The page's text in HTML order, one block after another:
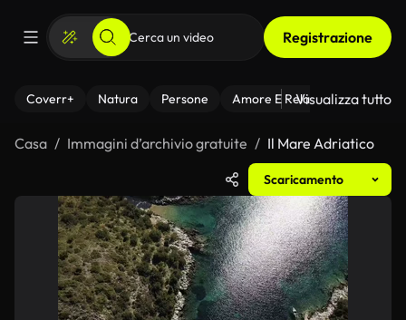
Registrazione
Coverr+ Natura Persone Amore E Relazioni Il
Visualizza tutto
Casa Immagini d’archivio gratuite Il Mare Adriatico
Scaricamento